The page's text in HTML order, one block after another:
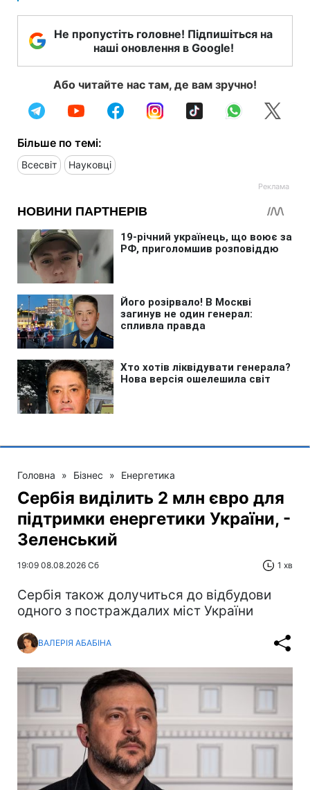
Не пропустіть головне! Підпишіться на
наші оновлення в Google!
Або читайте нас там, де вам зручно!
Більше по темі:
Всесвіт Науковці
Головна » Бізнес » Енергетика
Сербія виділить 2 млн євро для
підтримки енергетики України, -
Зеленський
19:09 08.08.2026 Сб 1 хв
Сербія також долучиться до відбудови
одного з постраждалих міст України
ВАЛЕРІЯ АБАБІНА